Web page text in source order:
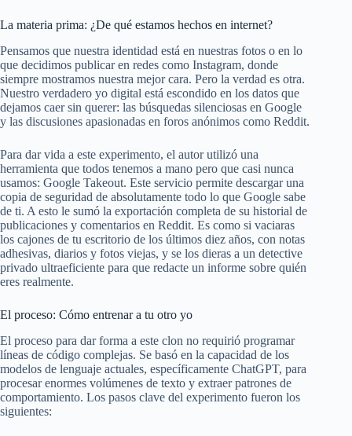
La materia prima: ¿De qué estamos hechos en internet?
Pensamos que nuestra identidad está en nuestras fotos o en lo
que decidimos publicar en redes como Instagram, donde
siempre mostramos nuestra mejor cara. Pero la verdad es otra.
Nuestro verdadero yo digital está escondido en los datos que
dejamos caer sin querer: las búsquedas silenciosas en Google
y las discusiones apasionadas en foros anónimos como Reddit.
Para dar vida a este experimento, el autor utilizó una
herramienta que todos tenemos a mano pero que casi nunca
usamos: Google Takeout. Este servicio permite descargar una
copia de seguridad de absolutamente todo lo que Google sabe
de ti. A esto le sumó la exportación completa de su historial de
publicaciones y comentarios en Reddit. Es como si vaciaras
los cajones de tu escritorio de los últimos diez años, con notas
adhesivas, diarios y fotos viejas, y se los dieras a un detective
privado ultraeficiente para que redacte un informe sobre quién
eres realmente.
El proceso: Cómo entrenar a tu otro yo
El proceso para dar forma a este clon no requirió programar
líneas de código complejas. Se basó en la capacidad de los
modelos de lenguaje actuales, específicamente ChatGPT, para
procesar enormes volúmenes de texto y extraer patrones de
comportamiento. Los pasos clave del experimento fueron los
siguientes: